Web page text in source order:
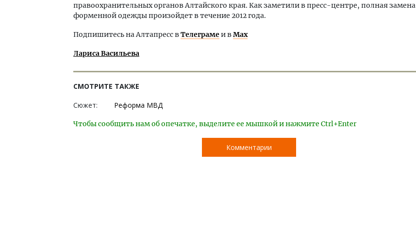
правоохранительных органов Алтайского края. Как заметили в пресс-центре, полная замена
форменной одежды произойдет в течение 2012 года.
Подпишитесь на Алтапресс вТелеграмеи вMax
Лариса Васильева
СМОТРИТЕ ТАКЖЕ
Сюжет: Реформа МВД
Чтобы сообщить нам об опечатке, выделите ее мышкой и нажмите Ctrl+Enter
Комментарии